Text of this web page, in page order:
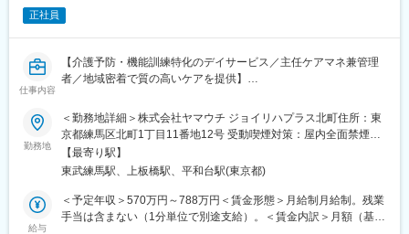
日勤のみ（9:00～18:00）となるため、プライベートとの両立が実
現可能
変更の範囲：会社の定める業務
・現場ニーズや課題のヒアリング
・医療従事者が働きやすい環境づくり
〇事業サイドとの連携
・医療品質と事業性を両立するための調整
・プロジェクト推進
・医療と事業双方の視点を踏まえた意思決定支援
・毎月の売上目標を踏まえたクリニック運営
・患者数・契約数・客単価など各種KPIのモニタリング
正社員
仕事内容
【介護予防・機能訓練特化のデイサービス／主任ケアマネ兼管理
者／地域密着で質の高いケアを提供】
当社が運営する『ジョイリハ ケアプランセンター』にて、主任介
護支援専門員としてご利用者様へのケアマネジメント業務全般お
よび管理者業務を担います。練馬・板橋エリアを中心に、ご利用
者様が住み慣れた地域で自分らしく過ごすことができるよう支援
し、スタッフの育成や組織運営にも主体的に関わります。
■業務詳細
・ご利用者様へのケアプラン作成、給付管理、モニタリング等の
実務
勤務地
＜勤務地詳細＞株式会社ヤマウチ ジョイリハプラス北町住所：東
京都練馬区北町1丁目11番地12号 受動喫煙対策：屋内全面禁煙変
更の範囲：会社の定める事業所
【最寄り駅】
東武練馬駅、上板橋駅、平和台駅(東京都)
給与
＜予定年収＞570万円～788万円＜賃金形態＞月給制月給制。残業
手当は含まない（1分単位で別途支給）。＜賃金内訳＞月額（基本